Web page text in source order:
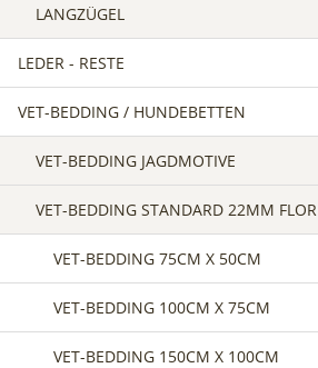
LANGZÜGEL
LEDER - RESTE
VET-BEDDING / HUNDEBETTEN
VET-BEDDING JAGDMOTIVE
VET-BEDDING STANDARD 22MM FLOR
VET-BEDDING 75CM X 50CM
VET-BEDDING 100CM X 75CM
VET-BEDDING 150CM X 100CM